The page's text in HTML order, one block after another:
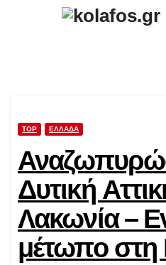
TOP ΕΛΛΆΔΑ
Δυτική
Λακωνία –
μέτωπο